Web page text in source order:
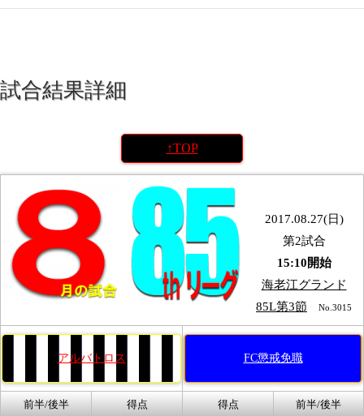
試合結果詳細
↑TOP
2017.08.27(日)
第2試合
15:10開始
海老江グランド
85L第3節
No.3015
アルバトロス FC懲戒免職
前半/後半 得点 得点 前半/後半